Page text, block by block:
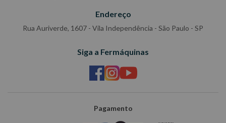
Endereço
Rua Auriverde, 1607 - Vila Independência - São Paulo - SP
Siga a Fermáquinas
Pagamento